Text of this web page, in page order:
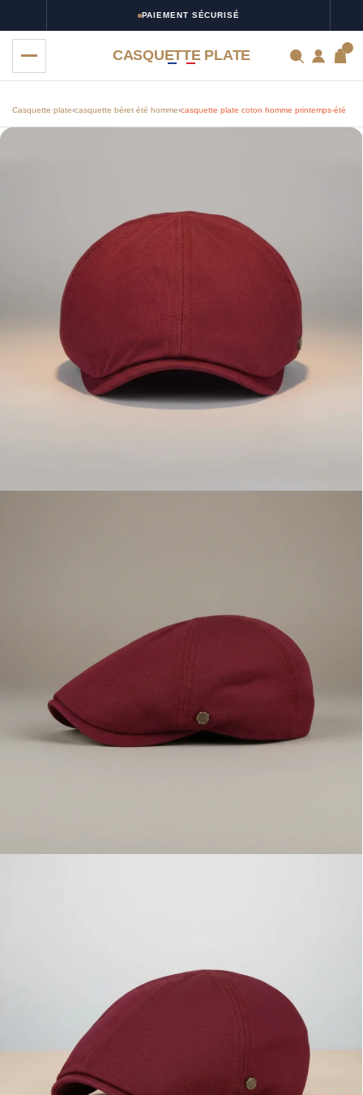
PAIEMENT SÉCURISÉ
CASQUETTE PLATE
Casquette plate›casquette béret été homme›casquette plate coton homme printemps-été